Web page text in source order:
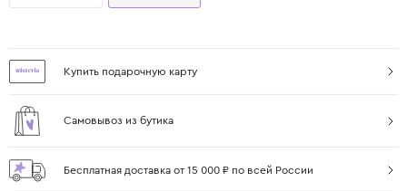
Купить подарочную карту
Самовывоз из бутика
Бесплатная доставка от 15 000 ₽ по всей России